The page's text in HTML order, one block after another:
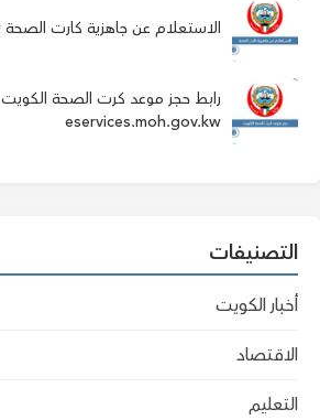
الاستعلام عن جاهزية كارت الصحة moh.gov.kw
رابط حجز موعد كرت الصحة الكويت
eservices.moh.gov.kw
التصنيفات
أخبار الكويت
الاقتصاد
التعليم